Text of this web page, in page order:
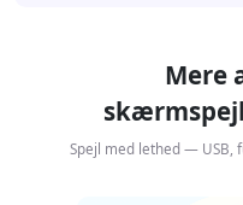
Mere
Spejl med lethed — USB,